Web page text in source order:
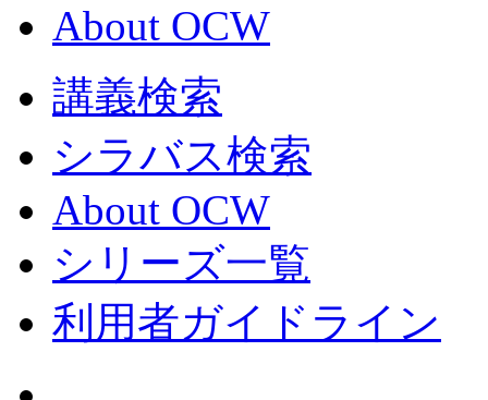
About OCW
講義検索
シラバス検索
About OCW
シリーズ一覧
利用者ガイドライン